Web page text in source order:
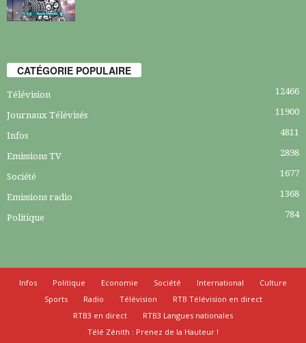
CATÉGORIE POPULAIRE
Télévision 12466
Journaux Télévisés 11900
Infos 4811
Emissions TV 2898
Société 1677
Emissions radio 1368
Politique 784
Infos Politique Economie Société International
Culture
Sports
Radio Télévision
RTB Télévision en direct
RTB3 en direct
RTB3 Langues nationales
Télé Zénith : Prenez de la Hauteur !